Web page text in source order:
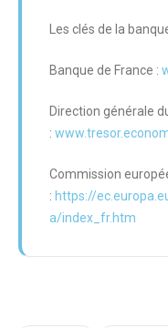
Les clés de la
Banque de France :
Direction générale
:
Commission
: https://
a/index_fr.htm